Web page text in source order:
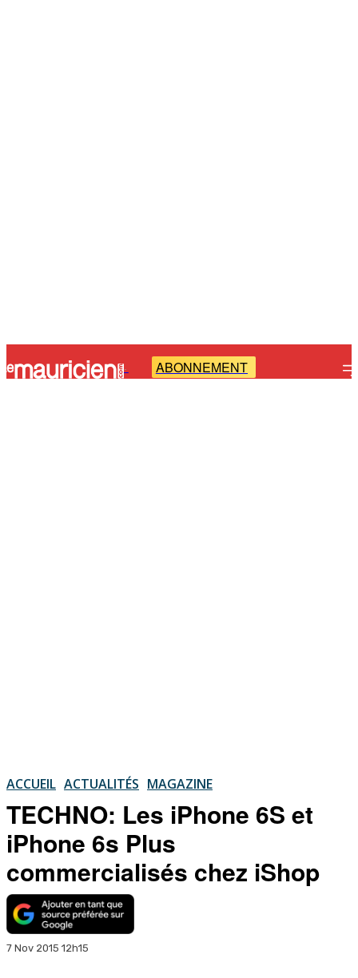
- ABONNEMENT
ACCUEIL ACTUALITÉS MAGAZINE
TECHNO: Les iPhone 6S et
iPhone 6s Plus
commercialisés chez iShop
7 Nov 2015 12h15